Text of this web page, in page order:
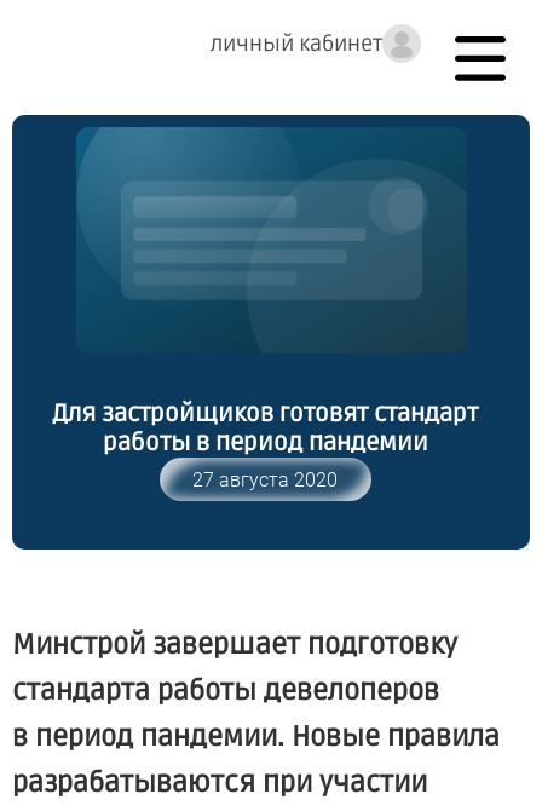
личный кабинет
Для застройщиков готовят стандарт
работы в период пандемии
27 августа 2020
Минстрой завершает подготовку
стандарта работы девелоперов
в период пандемии. Новые правила
разрабатываются при участии